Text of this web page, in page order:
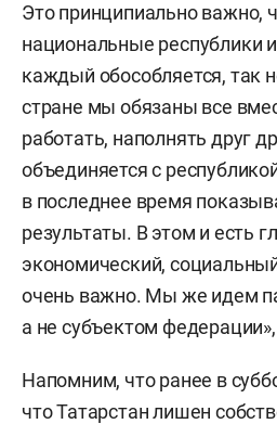
Это принципиально важно,
национальные республики
каждый обособляется, так
стране мы обязаны все
работать, наполнять друг
объединяется с
в последнее время
результаты. В этом и есть
экономический,
очень важно. Мы же идем
а не субъектом
Напомним, что ранее в
что Татарстан лишен